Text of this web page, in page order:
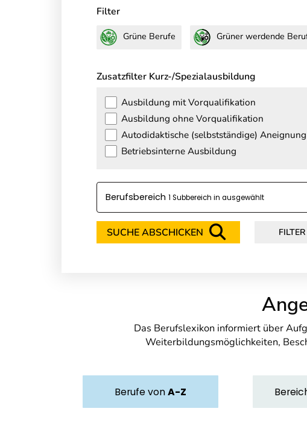
Filter
Grüne Berufe Grüner werdende
Zusatzfilter Kurz-/Spezialausbildung
Ausbildung mit Vorqualifikation
Ausbildung ohne Vorqualifikation
Autodidaktische (selbstständige) Aneignung
Betriebsinterne Ausbildung
Berufsbereich 1 Subbereich in
SUCHE ABSCHICKEN
Das Berufslexikon informiert über
Weiterbildungsmöglichkeiten,
BerufevonA-Z